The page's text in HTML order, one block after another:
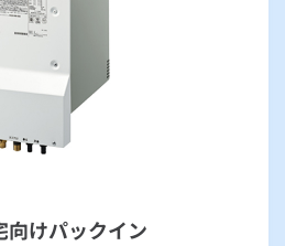
向けパックイン